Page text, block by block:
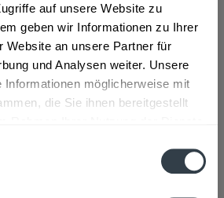
auf unsere Website zu
geben wir Informationen zu Ihrer
Website an unsere Partner für
und Analysen weiter. Unsere
Informationen möglicherweise mit
die Sie ihnen bereitgestellt
21203
Bügelflasche 20 x 0,5l"